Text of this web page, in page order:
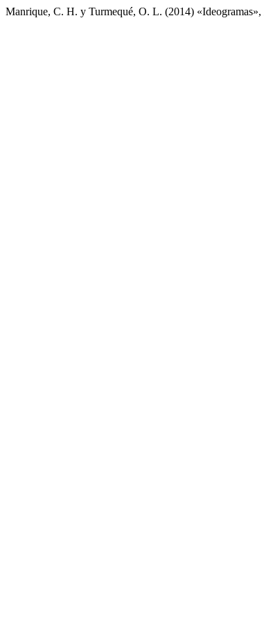
Manrique, C. H. y Turmequé, O. L. (2014) «Ideogramas»,